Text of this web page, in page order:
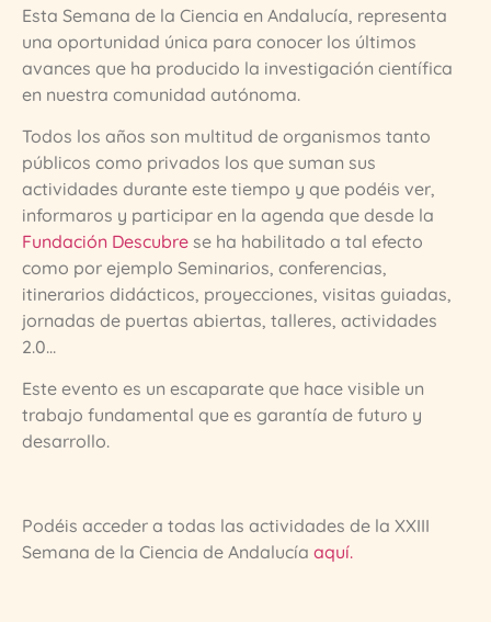
Esta Semana de la Ciencia en Andalucía, representa
una oportunidad única para conocer los últimos
avances que ha producido la investigación científica
en nuestra comunidad autónoma.
Todos los años son multitud de organismos tanto
públicos como privados los que suman sus
actividades durante este tiempo y que podéis ver,
informaros y participar en la agenda que desde la
Fundación Descubre se ha habilitado a tal efecto
como por ejemplo Seminarios, conferencias,
itinerarios didácticos, proyecciones, visitas guiadas,
jornadas de puertas abiertas, talleres, actividades
2.0…
Este evento es un escaparate que hace visible un
trabajo fundamental que es garantía de futuro y
desarrollo.
Podéis acceder a todas las actividades de la XXIII
Semana de la Ciencia de Andalucía aquí.